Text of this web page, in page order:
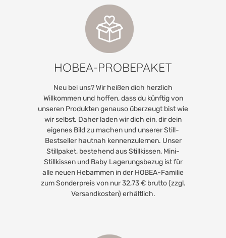
HOBEA-PROBEPAKET
Neu bei uns? Wir heißen dich herzlich
Willkommen und hoffen, dass du künftig von
unseren Produkten genauso überzeugt bist wie
wir selbst. Daher laden wir dich ein, dir dein
eigenes Bild zu machen und unserer Still-
Bestseller hautnah kennenzulernen. Unser
Stillpaket, bestehend aus Stillkissen, Mini-
Stillkissen und Baby Lagerungsbezug ist für
alle neuen Hebammen in der HOBEA-Familie
zum Sonderpreis von nur 32,73 € brutto (zzgl.
Versandkosten) erhältlich.